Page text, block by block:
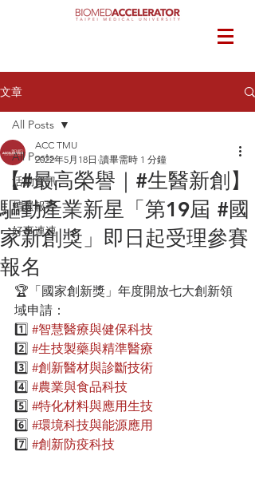
文章
All Posts
活動資訊
精選報導
好事連連
All Posts
【#最高榮譽｜#生醫新創】
驅動產業新星「第19屆 #國
家新創獎」即日起受理參賽
報名
ACC TMU
2022年5月18日 讀畢需時 1 分鐘
🏆「國家創新獎」年度開放七大創新領
域申請：
1️⃣ #智慧醫療與健保科技
2️⃣ #生技製藥與精準醫療
3️⃣ #創新醫材與診斷技術
4️⃣ #農業與食品科技
5️⃣ #特化材料與應用生技
6️⃣ #環境科技與能源應用
7️⃣ #創新防疫科技